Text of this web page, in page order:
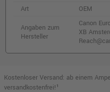
71,00 €
inkl. MwSt.zzgl.
o. MwSt.148,73 €
Art
OEM
Angaben zum
Hersteller
Canon
XB
Kostenloser Versand: ab einem
versandkostenfrei!¹